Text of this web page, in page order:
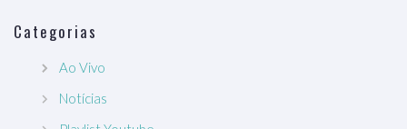
Categorias
Ao Vivo
Notícias